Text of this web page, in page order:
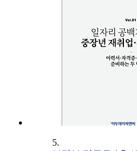
5.